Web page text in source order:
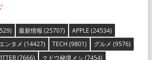
最新情報 (25707) APPLE (24534)
エンタメ (14427) TECH (9801) グルメ (9576)
(7666) クドウ秘境メシ (7454)